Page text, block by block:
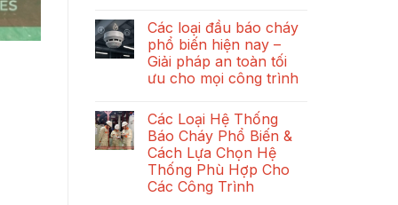
Chỉ:
Nguyên
Lý
Hoạt
Động,
Phân
Quy
Định
Lắp
Đặt
Bắt
Buộc
bình
luận
ở
Các
Loại
Đầu
Nguyên
Lý
Hoạt
Động
Và
Tiêu
Chuẩn
Các loại đầu báo cháy
phổ biến hiện nay –
Giải pháp an toàn tối
ưu cho mọi công trình
bình
luận
ở
Các
loại
đầu
báo
Các Loại Hệ Thống
Báo Cháy Phổ Biến &
Cách Lựa Chọn Hệ
Thống Phù Hợp Cho
Các Công Trình